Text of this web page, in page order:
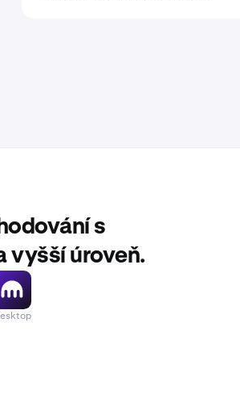
s
vyšší úroveň.